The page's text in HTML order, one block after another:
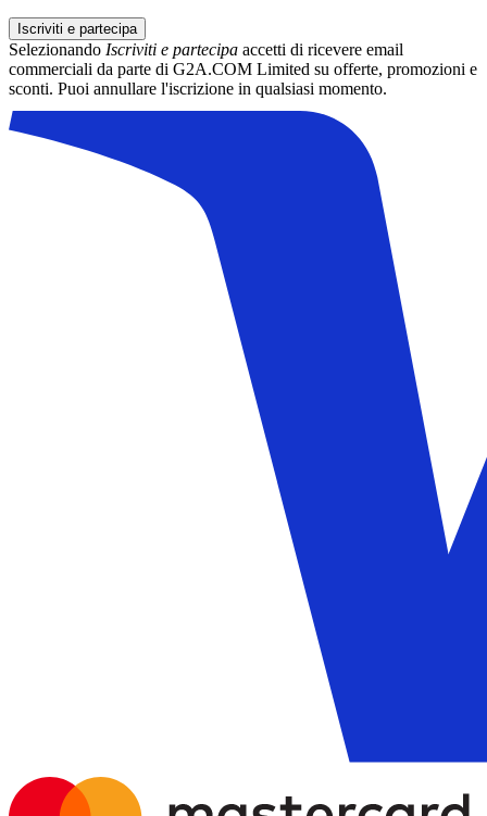
Iscriviti e partecipa
Selezionando Iscriviti e partecipa accetti di ricevere email
commerciali da parte di G2A.COM Limited su offerte, promozioni e
sconti. Puoi annullare l'iscrizione in qualsiasi momento.